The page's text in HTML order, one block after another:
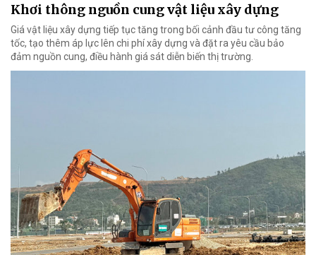
Khơi thông nguồn cung vật liệu xây dựng
Giá vật liệu xây dựng tiếp tục tăng trong bối cảnh đầu tư công tăng
tốc, tạo thêm áp lực lên chi phí xây dựng và đặt ra yêu cầu bảo
đảm nguồn cung, điều hành giá sát diễn biến thị trường.